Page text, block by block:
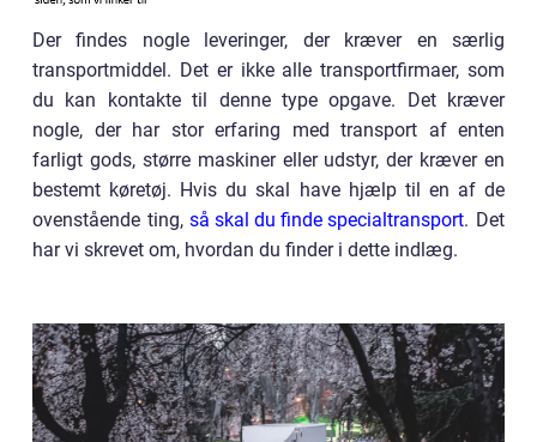
Der findes nogle leveringer, der kræver en særlig
transportmiddel. Det er ikke alle transportfirmaer, som
du kan kontakte til denne type opgave. Det kræver
nogle, der har stor erfaring med transport af enten
farligt gods, større maskiner eller udstyr, der kræver en
bestemt køretøj. Hvis du skal have hjælp til en af de
ovenstående ting,så skal du finde specialtransport. Det
har vi skrevet om, hvordan du finder i dette indlæg.